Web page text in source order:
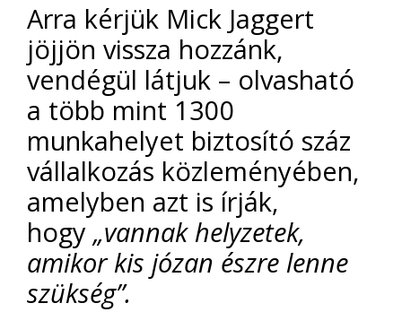
Arra kérjük Mick Jaggert
jöjjön vissza hozzánk,
vendégül látjuk – olvasható
a több mint 1300
munkahelyet biztosító száz
vállalkozás közleményében,
amelyben azt is írják,
hogy „vannak helyzetek,
amikor kis józan észre lenne
szükség”.